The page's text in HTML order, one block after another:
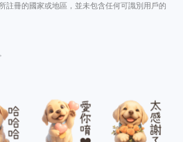
註冊的國家或地區，並未包含任何可識別用戶的